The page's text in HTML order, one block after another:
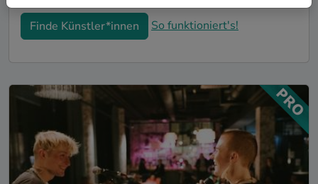
Finde Künstler*innen So funktioniert's!